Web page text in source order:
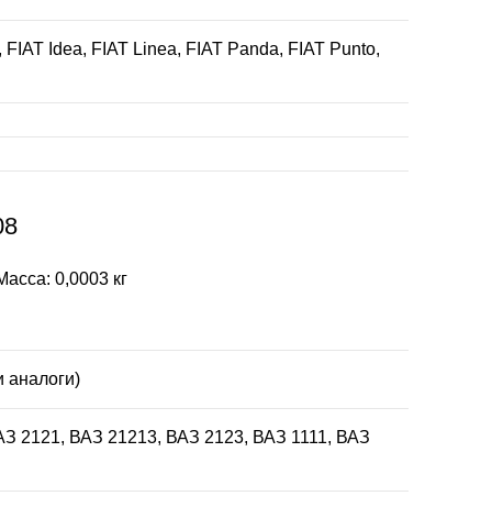
Idea, FIAT Linea, FIAT Panda, FIAT Punto,
0,0003 кг
аналоги)
2121, ВАЗ 21213, ВАЗ 2123, ВАЗ 1111, ВАЗ